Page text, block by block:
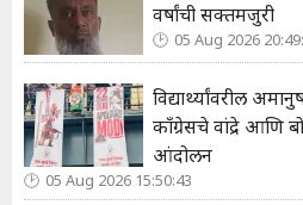
वर्षांची सक्तमजुरी
05 Aug 2026
विद्यार्थ्यांवरील
काँग्रेसचे वांद्रे आणि
आंदोलन
05 Aug 2026 15:50:43